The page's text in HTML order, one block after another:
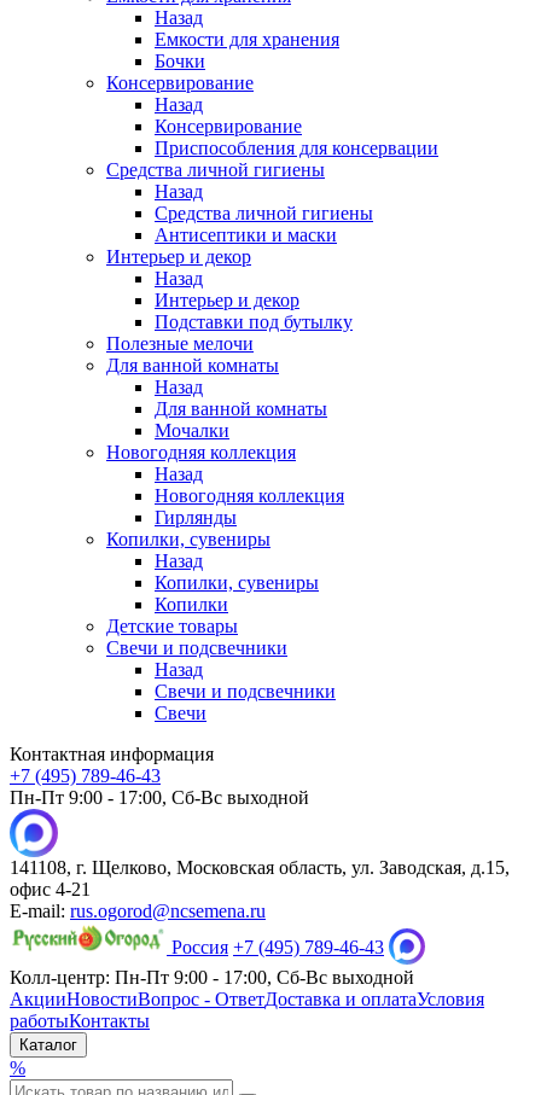
Назад
Емкости для хранения
Бочки
Консервирование
Назад
Консервирование
Приспособления для консервации
Средства личной гигиены
Назад
Средства личной гигиены
Антисептики и маски
Интерьер и декор
Назад
Интерьер и декор
Подставки под бутылку
Полезные мелочи
Для ванной комнаты
Назад
Для ванной комнаты
Мочалки
Новогодняя коллекция
Назад
Новогодняя коллекция
Гирлянды
Копилки, сувениры
Назад
Копилки, сувениры
Копилки
Детские товары
Свечи и подсвечники
Назад
Свечи и подсвечники
Свечи
Контактная информация
+7 (495) 789-46-43
Пн-Пт 9:00 - 17:00, Сб-Вс выходной
141108, г. Щелково, Московская область, ул. Заводская, д.15,
офис 4-21
E-mail: rus.ogorod@ncsemena.ru
Россия +7 (495) 789-46-43
Колл-центр: Пн-Пт 9:00 - 17:00, Сб-Вс выходной
АкцииНовостиВопрос - ОтветДоставка и оплатаУсловия
работыКонтакты
Каталог
%